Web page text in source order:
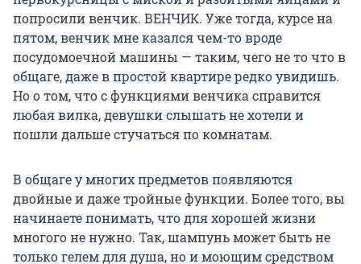
попросили венчик. ВЕНЧИК. Уже тогда, курсе на
пятом, венчик мне казался чем-то вроде
посудомоечной машины — таким, чего не то что в
общаге, даже в простой квартире редко увидишь.
Но о том, что с функциями венчика справится
любая вилка, девушки слышать не хотели и
пошли дальше стучаться по комнатам.
В общаге у многих предметов появляются
двойные и даже тройные функции. Более того, вы
начинаете понимать, что для хорошей жизни
многого не нужно. Так, шампунь может быть не
только гелем для душа, но и моющим средством